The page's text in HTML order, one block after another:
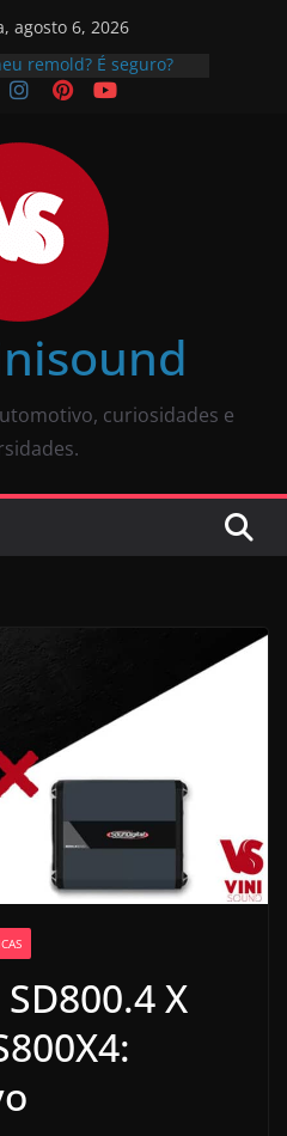
agosto 6, 2026
remold? É seguro?
é bom? Uma review
Pioneer é bom?
com bluetooth e
curiosidades e
X